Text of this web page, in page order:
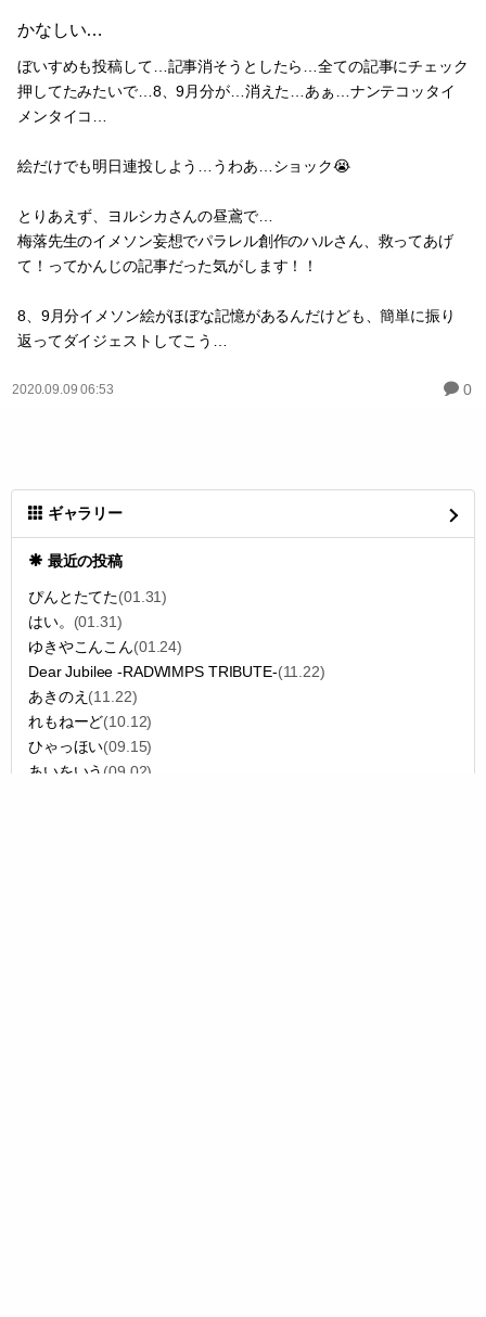
かなしい…
ぼいすめも投稿して…記事消そうとしたら…全ての記事にチェック
押してたみたいで…8、9月分が…消えた…あぁ…ナンテコッタイ
メンタイコ…
絵だけでも明日連投しよう…うわあ…ショック😭
とりあえず、ヨルシカさんの昼鳶で…
梅落先生のイメソン妄想でパラレル創作のハルさん、救ってあげ
て！ってかんじの記事だった気がします！！
8、9月分イメソン絵がほぼな記憶があるんだけども、簡単に振り
返ってダイジェストしてこう…
2020.09.09 06:53 0
ギャラリー
最近の投稿
ぴんとたてた(01.31)
はい。 (01.31)
ゆきやこんこん(01.24)
Dear Jubilee -RADWIMPS TRIBUTE-(11.22)
あきのえ (11.22)
れもねーど(10.12)
ひゃっほい(09.15)
あいをいう (09.02)